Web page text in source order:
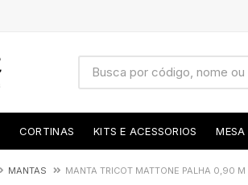
CORTINAS KITS E ACESSORIOS
MANTAS MANTA TRICOT MATTONE PALHA 0,90